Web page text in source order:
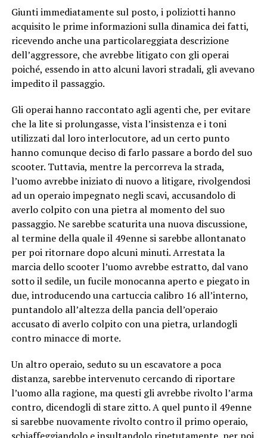
Giunti immediatamente sul posto, i poliziotti hanno
acquisito le prime informazioni sulla dinamica dei fatti,
ricevendo anche una particolareggiata descrizione
dell’aggressore, che avrebbe litigato con gli operai
poiché, essendo in atto alcuni lavori stradali, gli avevano
impedito il passaggio.
Gli operai hanno raccontato agli agenti che, per evitare
che la lite si prolungasse, vista l’insistenza e i toni
utilizzati dal loro interlocutore, ad un certo punto
hanno comunque deciso di farlo passare a bordo del suo
scooter. Tuttavia, mentre la percorreva la strada,
l’uomo avrebbe iniziato di nuovo a litigare, rivolgendosi
ad un operaio impegnato negli scavi, accusandolo di
averlo colpito con una pietra al momento del suo
passaggio. Ne sarebbe scaturita una nuova discussione,
al termine della quale il 49enne si sarebbe allontanato
per poi ritornare dopo alcuni minuti. Arrestata la
marcia dello scooter l’uomo avrebbe estratto, dal vano
sotto il sedile, un fucile monocanna aperto e piegato in
due, introducendo una cartuccia calibro 16 all’interno,
puntandolo all’altezza della pancia dell’operaio
accusato di averlo colpito con una pietra, urlandogli
contro minacce di morte.
Un altro operaio, seduto su un escavatore a poca
distanza, sarebbe intervenuto cercando di riportare
l’uomo alla ragione, ma questi gli avrebbe rivolto l’arma
contro, dicendogli di stare zitto. A quel punto il 49enne
si sarebbe nuovamente rivolto contro il primo operaio,